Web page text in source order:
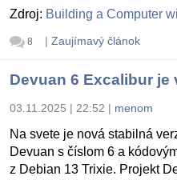
Zdroj: Building a Computer
8 | Zaujímavý článok
Devuan 6 Excalibur je
03.11.2025 | 22:52 | menom
Na svete je nová stabilná
Devuan s číslom 6 a
z Debian 13 Trixie. Projekt